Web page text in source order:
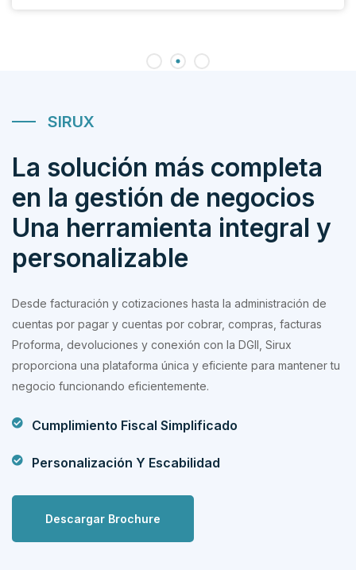
SIRUX
La solución más completa
en la gestión de negocios
Una herramienta integral y
personalizable
Desde facturación y cotizaciones hasta la administración de
cuentas por pagar y cuentas por cobrar, compras, facturas
Proforma, devoluciones y conexión con la DGII, Sirux
proporciona una plataforma única y eficiente para mantener tu
negocio funcionando eficientemente.
Cumplimiento Fiscal Simplificado
Personalización Y Escabilidad
Descargar Brochure